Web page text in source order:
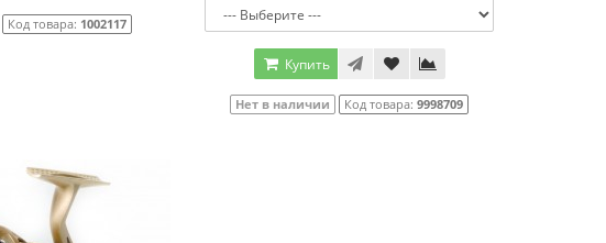
Код товара: 1002117
Купить
Нет в наличии Код товара:9998709